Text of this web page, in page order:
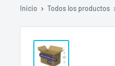
Inicio Todos los productos